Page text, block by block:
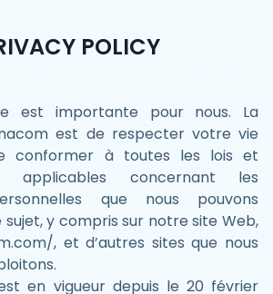
POLICY
est importante pour nous. La
est de respecter votre vie
conformer à toutes les lois et
applicables concernant les
que nous pouvons
y compris sur notre site Web,
, et d’autres sites que nous
en vigueur depuis le 20 février